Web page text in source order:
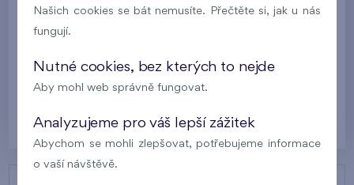
Britská čtvrť
Našich cookies se bát nemusíte. Přečtěte si, jak u nás
fungují.
Nutné cookies, bez kterých to nejde
Aby mohl web správně fungovat.
Analyzujeme pro váš lepší zážitek
Abychom se mohli zlepšovat, potřebujeme informace
o vaší návštěvě.